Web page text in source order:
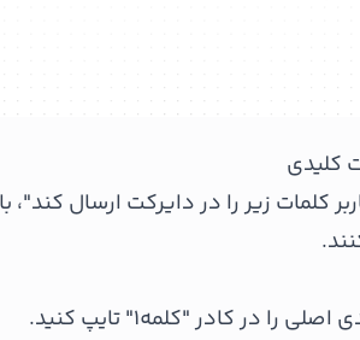
کلمات زیر را در دایرکت ارسال
را در کادر "کلمه۱" تایپ کنید.